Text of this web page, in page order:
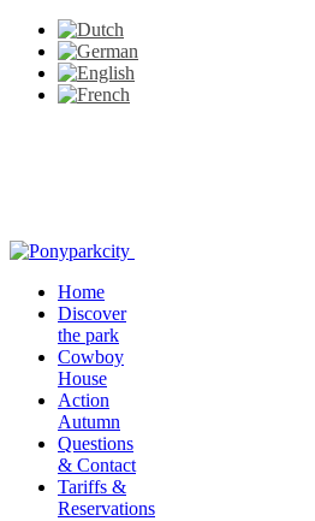
Home
Discover
the park
Cowboy
House
Action
Autumn
Questions
& Contact
Tariffs &
Reservations